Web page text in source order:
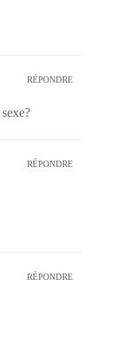
RÉPONDRE
RÉPONDRE
RÉPONDRE